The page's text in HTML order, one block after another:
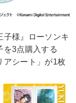
子様』ローソンキ
を3点購入する
アシート」が1枚